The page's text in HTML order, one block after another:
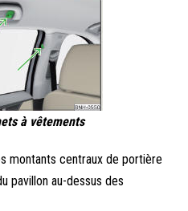
à vêtements
montants centraux de portière
pavillon au-dessus des